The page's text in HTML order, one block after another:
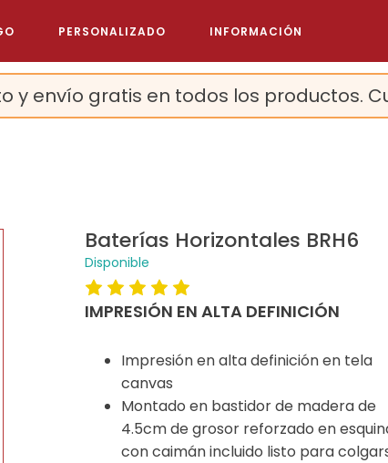
PERSONALIZADO INFORMACIÓN
y envío gratis en todos los productos.
Baterías Horizontales BRH6
Disponible
IMPRESIÓN EN ALTA DEFINICIÓN
Impresión en alta definición en tela
canvas
Montado en bastidor de madera de
4.5cm de grosor reforzado en
con caimán incluido listo para